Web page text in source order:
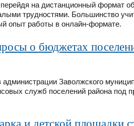
на дистанционный формат
трудностями. Большинство
опыт работы в онлайн-формате.
о бюджетах
Заволжского
служб поселений района под